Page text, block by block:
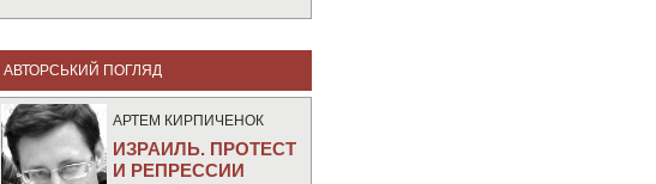
АВТОРСЬКИЙ ПОГЛЯД
АРТЕМ КИРПИЧЕНОК
ИЗРАИЛЬ. ПРОТЕСТ
И РЕПРЕССИИ